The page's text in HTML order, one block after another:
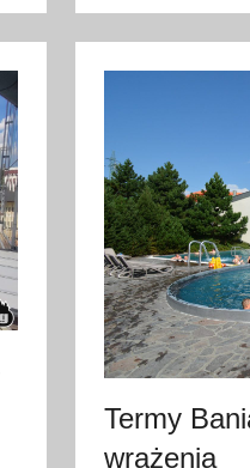
c
a
2
0
2
4
Termy
wrażenia